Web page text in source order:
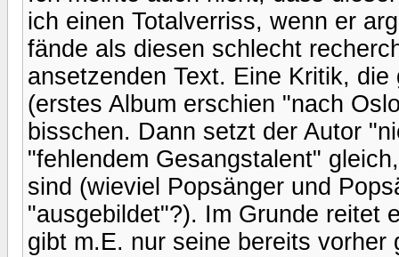
ich einen Totalverriss, wenn er
fände als diesen schlecht
ansetzenden Text. Eine Kritik,
(erstes Album erschien "nach
bisschen. Dann setzt der Autor
"fehlendem Gesangstalent"
sind (wieviel Popsänger und
"ausgebildet"?). Im Grunde reitet
gibt m.E. nur seine bereits